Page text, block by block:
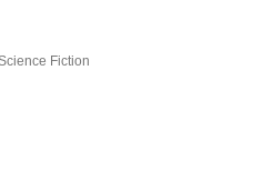
Fiction